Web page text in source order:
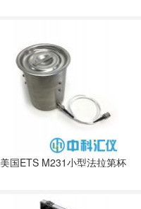
美国ETS M231小型法拉第杯